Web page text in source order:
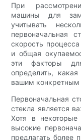
При
машины для
учитывать
первоначальная
скорость
и общая
эти факторы
определить,
вашим конкретным
Первоначальная
стекла является
Хотя в некоторые
высокие
предлагать более